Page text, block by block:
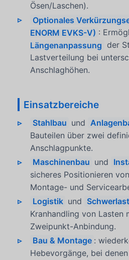
Ösen/Laschen).
Optionales
ENORM EVKS-V) :
Längenanpassung der
Lastverteilung bei
Anschlaghöhen.
Einsatzbereiche
Stahlbau und
Bauteilen über zwei
Anschlagpunkte.
Maschinenbau und
sicheres Positionieren
Montage- und
Logistik und
Kranhandling von Lasten
Zweipunkt-Anbindung.
Bau & Montage :
Hebevorgänge, bei